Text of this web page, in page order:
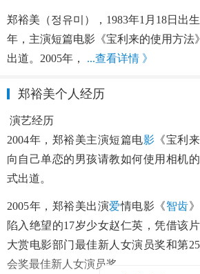
郑裕美（정유미），1983年1月18日出
年，主演短篇电影《宝利来的使用方法
出道。2005年， ...查看详情 》
郑裕美个人经历
演艺经历
2004年，郑裕美主演短篇电影 《宝利
向自己单恋的男孩请教如何使用相机
式出道。
2005年，郑裕美出演爱情电影《智齿
陷入绝望的17岁少女赵仁英，凭借该
大赏电影部门最佳新人女演员奖和第
会奖最佳新人女演员奖 。